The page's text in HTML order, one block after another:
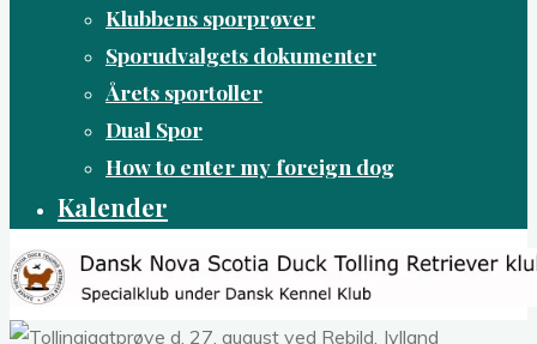
Klubbens sporprøver
Sporudvalgets dokumenter
Årets sportoller
Dual Spor
How to enter my foreign dog
Kalender